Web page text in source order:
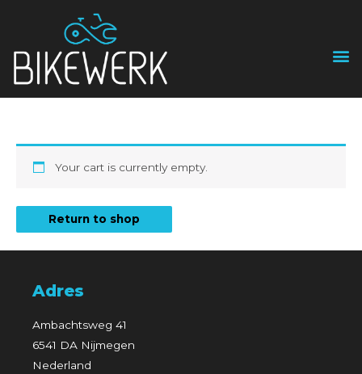
Your cart is currently empty.
Return to shop
Adres
Ambachtsweg 41
6541 DA Nijmegen
Nederland